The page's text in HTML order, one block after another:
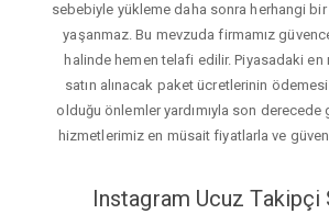
sebebiyle yükleme daha sonra herhangi
yaşanmaz. Bu mevzuda firmamız
halinde hemen telafi edilir. Piyasadaki en
satın alınacak paket ücretlerinin
olduğu önlemler yardımıyla son derecede
hizmetlerimiz en müsait fiyatlarla ve
Instagram Ucuz Takipçi